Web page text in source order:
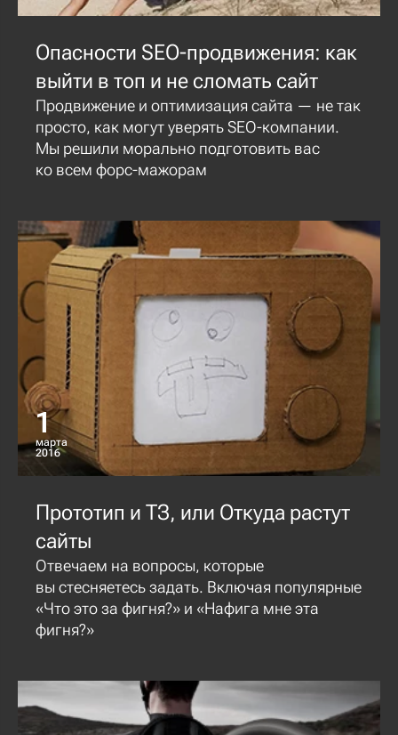
Опасности SEO-продвижения: как
выйти в топ и не сломать сайт
Продвижение и оптимизация сайта — не так
просто, как могут уверять SEO-компании.
Мы решили морально подготовить вас
ко всем форс-мажорам
1
марта
2016
Прототип и ТЗ, или Откуда растут
сайты
Отвечаем на вопросы, которые
вы стесняетесь задать. Включая популярные
«Что это за фигня?» и «Нафига мне эта
фигня?»